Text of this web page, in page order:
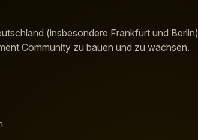
(insbesondere Frankfurt und Berlin)
Community zu bauen und zu wachsen.